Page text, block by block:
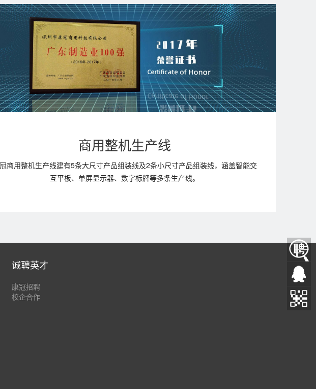
商用整机生产线
商用整机生产线建有5条大尺寸产品组装线及2条小尺寸产品组装线，涵盖智能交
互平板、单屏显示器、数字标牌等多条生产线。
诚聘英才
康冠招聘
校企合作